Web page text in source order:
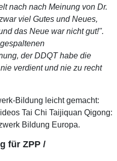
nach nach Meinung von Dr.
viel Gutes und Neues,
das Neue war nicht gut!".
der DDQT habe die
verdient und nie zu recht
Bildung leicht gemacht:
Tai Chi Taijiquan Qigong:
Bildung Europa.
für ZPP /